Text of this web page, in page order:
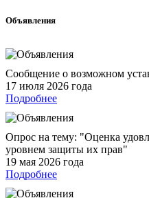
Объявления
Сообщение о возможном
17 июля 2026 года
Подробнее
Опрос на тему: "Оценка
уровнем защиты их прав"
19 мая 2026 года
Подробнее